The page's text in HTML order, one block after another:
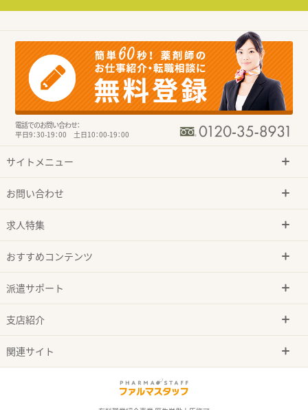
電話でのお問い合わせ：
平日9：30-19：00 土日10：00-19：00
サイトメニュー
お問い合わせ
求人特集
おすすめコンテンツ
派遣サポート
支店紹介
関連サイト